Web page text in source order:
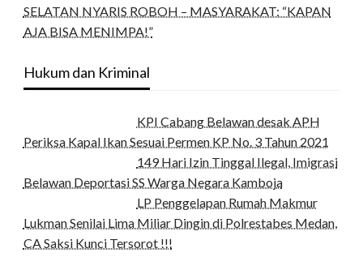
SELATAN NYARIS ROBOH – MASYARAKAT: “KAPAN
AJA BISA MENIMPA!”
Hukum dan Kriminal
KPI Cabang Belawan desak APH
Periksa Kapal Ikan Sesuai Permen KP No. 3 Tahun 2021
149 Hari Izin Tinggal Ilegal, Imigrasi
Belawan Deportasi SS Warga Negara Kamboja
LP Penggelapan Rumah Makmur
Lukman Senilai Lima Miliar Dingin di Polrestabes Medan,
CA Saksi Kunci Tersorot !!!